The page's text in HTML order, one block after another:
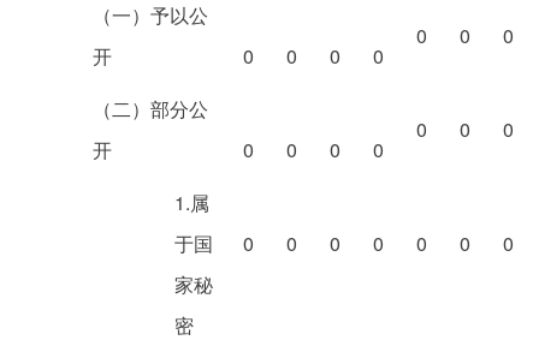
（一）予以公
开
0 0 0 0
0 0 0
（二）部分公
开
0 0 0 0
0 0 0
1.属
于国
家秘
密
0 0 0 0 0 0 0